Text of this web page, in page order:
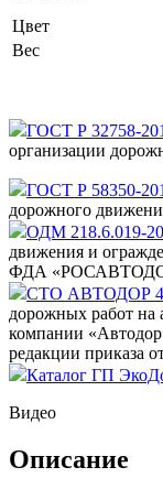
Цвет
Вес
ГОСТ Р 32758-
организации
ГОСТ Р 58350-
дорожного
ОДМ 218.6.019-
движения и
ФДА
СТО АВТОДОР
дорожных работ на
компании
редакции приказа
Каталог ГП
Видео
Описание